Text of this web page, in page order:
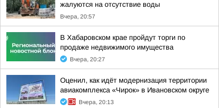
жалуются на отсутствие воды
Вчера, 20:57
В Хабаровском крае пройдут торги по
продаже недвижимого имущества
Вчера, 20:27
Оценил, как идёт модернизация территории
авиакомплекса «Чирок» в Ивановском округе
Вчера, 20:13